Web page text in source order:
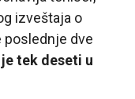
izveštaja o
poslednje dve
tek deseti u